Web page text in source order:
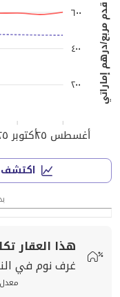
أغسطس ٢٥ أكتوبر ٢٥
قدم مربع/درهم إماراتي ٢٠٠
٤٠٠
٦٠٠
اكتشف
هذا العقار
غرف نوم في